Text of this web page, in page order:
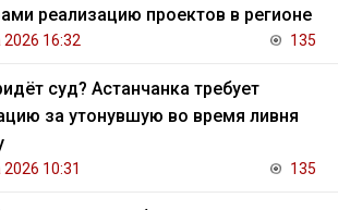
реализацию проектов в регионе
2026 16:32 135
суд? Астанчанка требует
за утонувшую во время ливня
10:31 135